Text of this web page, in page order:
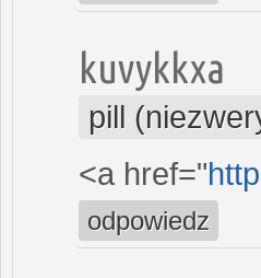
kuvykkxa
pill
<a href="
odpowiedz